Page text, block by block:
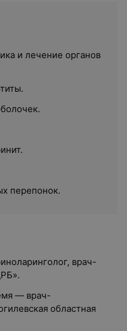
и лечение органов
перепонок.
врач-
— врач-
областная